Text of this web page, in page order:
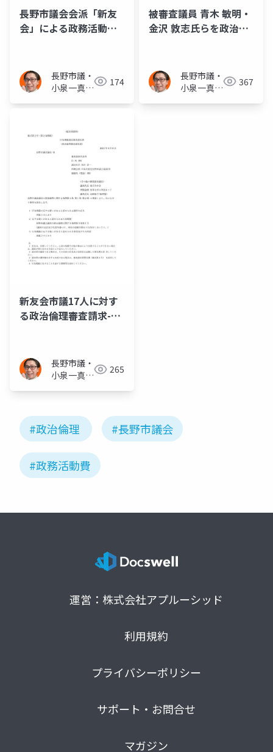
長野市議会会派「新友
会」による政務活動費
営の公正確保に関する
請願案
長野市議・
小泉一真
174
被審査議員 青木 敏明・
金沢 敦志氏らを政治倫
者」として取り扱う通
知(全文)
長野市議・
小泉一真
367
新友会市議17人に対す
る政治倫理審査請求-公
長野市議・
小泉一真
265
#政治倫理 #長野市議会
#政務活動費
運営：株式会社アプルーシッド
利用規約
プライバシーポリシー
サポート・お問合せ
マガジン